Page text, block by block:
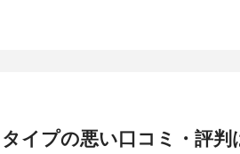
イプの悪い口コミ・評判